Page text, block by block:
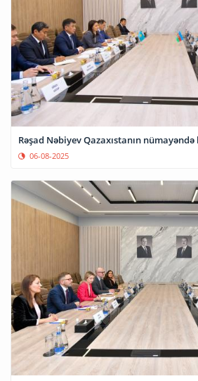
Rəşad Nəbiyev Qazaxıstanın
06-08-2025